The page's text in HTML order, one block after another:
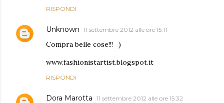
RISPONDI
Unknown 11 settembre 2012 alle ore 15:11
Compra belle cose!!! =)
www.fashionistartist.blogspot.it
RISPONDI
Dora Marotta 11 settembre 2012 alle ore 15:32